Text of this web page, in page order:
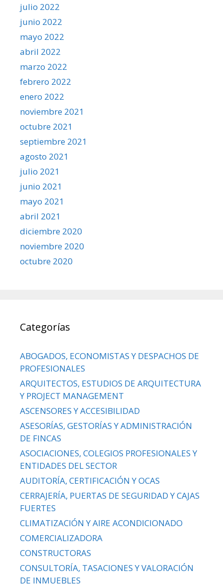
julio 2022
junio 2022
mayo 2022
abril 2022
marzo 2022
febrero 2022
enero 2022
noviembre 2021
octubre 2021
septiembre 2021
agosto 2021
julio 2021
junio 2021
mayo 2021
abril 2021
diciembre 2020
noviembre 2020
octubre 2020
Categorías
ABOGADOS, ECONOMISTAS Y DESPACHOS DE
PROFESIONALES
ARQUITECTOS, ESTUDIOS DE ARQUITECTURA
Y PROJECT MANAGEMENT
ASCENSORES Y ACCESIBILIDAD
ASESORÍAS, GESTORÍAS Y ADMINISTRACIÓN
DE FINCAS
ASOCIACIONES, COLEGIOS PROFESIONALES Y
ENTIDADES DEL SECTOR
AUDITORÍA, CERTIFICACIÓN Y OCAS
CERRAJERÍA, PUERTAS DE SEGURIDAD Y CAJAS
FUERTES
CLIMATIZACIÓN Y AIRE ACONDICIONADO
COMERCIALIZADORA
CONSTRUCTORAS
CONSULTORÍA, TASACIONES Y VALORACIÓN
DE INMUEBLES